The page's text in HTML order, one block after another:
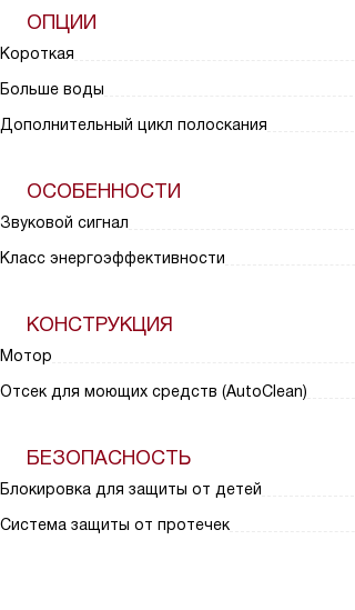
ОПЦИИ
Короткая
Больше воды
Дополнительный цикл полоскания
ОСОБЕННОСТИ
Звуковой сигнал
Класс энергоэффективности
КОНСТРУКЦИЯ
Мотор
Отсек для моющих средств (AutoClean)
БЕЗОПАСНОСТЬ
Блокировка для защиты от детей
Система защиты от протечек